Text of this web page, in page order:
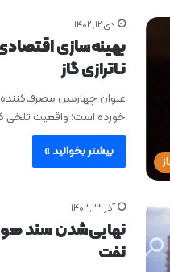
دی ۱۲, ۱۴۰۲
بهینه‌سازی
نـاترازی گاز
عنوان چهارمین مصرف‌کننده
خورده است؛ واقعیت تلخی
بیشتر بخوانید »
آذر ۲۳, ۱۴۰۲
نهایی‌شدن سند
نفت